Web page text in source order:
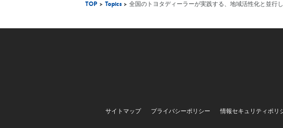
TOP > Topics > 全国のトヨタディーラーが実践する、地域活性化と並行
サイトマップ プライバシーポリシー 情報セキュリティポリ